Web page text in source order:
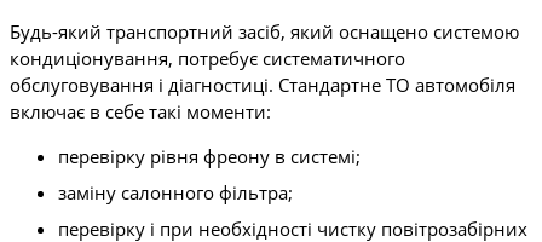
Будь-який транспортний засіб, який оснащено системою
кондиціонування, потребує систематичного
обслуговування і діагностиці. Стандартне ТО автомобіля
включає в себе такі моменти:
перевірку рівня фреону в системі;
заміну салонного фільтра;
перевірку і при необхідності чистку повітрозабірних